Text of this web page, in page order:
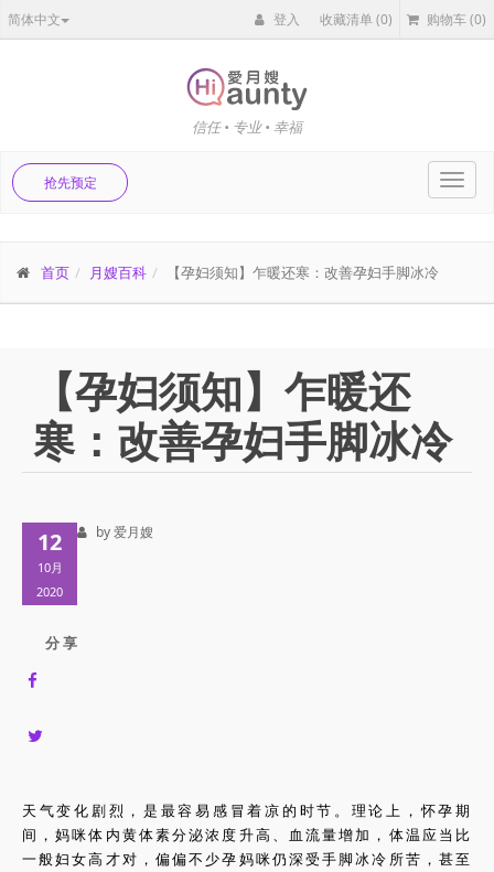
简体中文 登入 收藏清单(0) 购物车(0)
信任 • 专业 • 幸福
抢先预定
首页 月嫂百科 【孕妇须知】乍暖还寒：改善孕妇手脚冰冷
【孕妇须知】乍暖还
寒：改善孕妇手脚冰冷
12
10月
2020
分 享
by 爱月嫂
天气变化剧烈，是最容易感冒着凉的时节。理论上，怀孕期
间，妈咪体内黄体素分泌浓度升高、血流量增加，体温应当比
一般妇女高才对，偏偏不少孕妈咪仍深受手脚冰冷所苦，甚至